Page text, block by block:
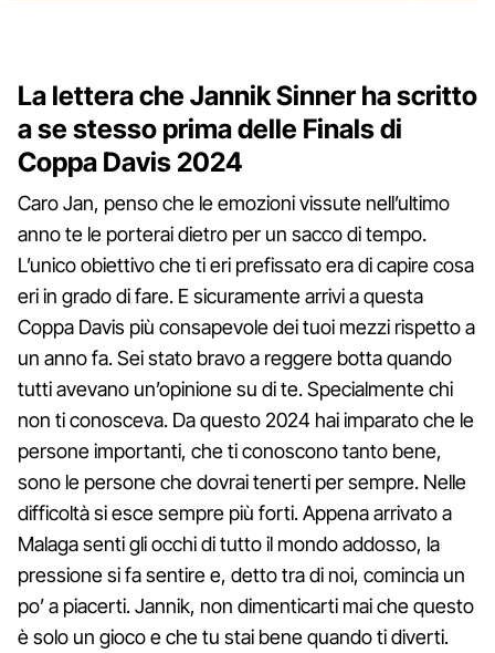
La lettera che Jannik Sinner ha scritto
a se stesso prima delle Finals di
Coppa Davis 2024
Caro Jan, penso che le emozioni vissute nell’ultimo
anno te le porterai dietro per un sacco di tempo.
L’unico obiettivo che ti eri prefissato era di capire cosa
eri in grado di fare. E sicuramente arrivi a questa
Coppa Davis più consapevole dei tuoi mezzi rispetto a
un anno fa. Sei stato bravo a reggere botta quando
tutti avevano un’opinione su di te. Specialmente chi
non ti conosceva. Da questo 2024 hai imparato che le
persone importanti, che ti conoscono tanto bene,
sono le persone che dovrai tenerti per sempre. Nelle
difficoltà si esce sempre più forti. Appena arrivato a
Malaga senti gli occhi di tutto il mondo addosso, la
pressione si fa sentire e, detto tra di noi, comincia un
po’ a piacerti. Jannik, non dimenticarti mai che questo
è solo un gioco e che tu stai bene quando ti diverti.